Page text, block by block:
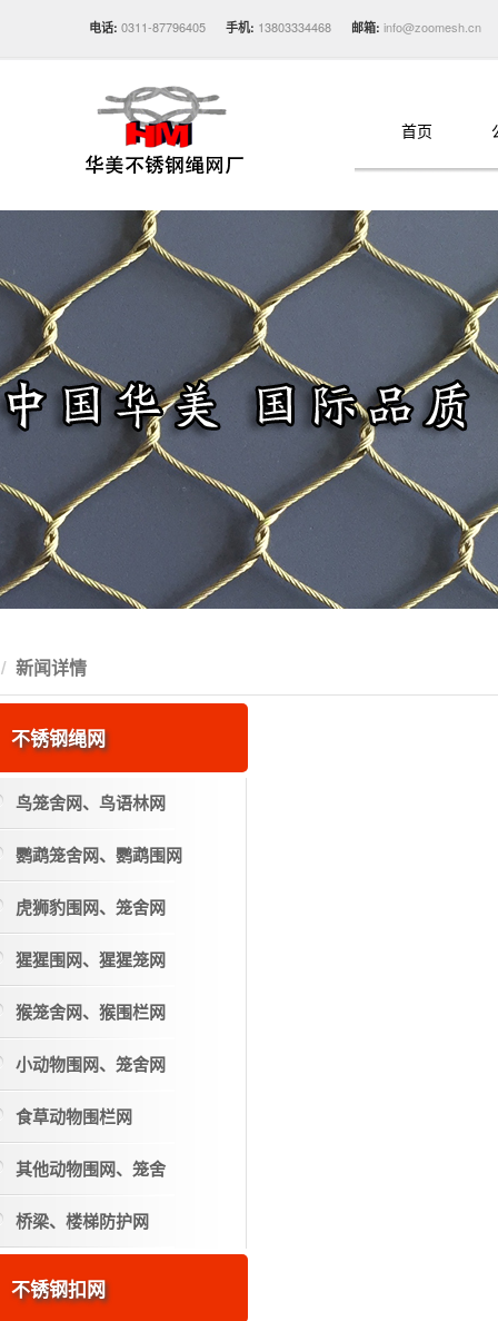
电话: 0311-87796405 手机: 13803334468 邮箱: info@zoomesh.cn
首页
新闻详情
不锈钢绳网
鸟笼舍网、鸟语林网
鹦鹉笼舍网、鹦鹉围网
虎狮豹围网、笼舍网
猩猩围网、猩猩笼网
猴笼舍网、猴围栏网
小动物围网、笼舍网
食草动物围栏网
其他动物围网、笼舍
桥梁、楼梯防护网
不锈钢扣网